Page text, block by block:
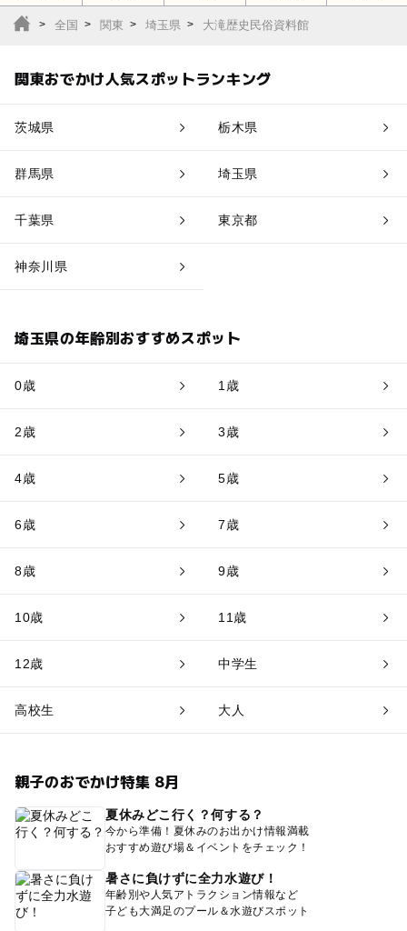
全国 関東 埼玉県 大滝歴史民俗資料館
関東おでかけ人気スポットランキング
茨城県 栃木県
群馬県 埼玉県
千葉県 東京都
神奈川県
埼玉県の年齢別おすすめスポット
0歳 1歳
2歳 3歳
4歳 5歳
6歳 7歳
8歳 9歳
10歳 11歳
12歳 中学生
高校生 大人
親子のおでかけ特集 8月
夏休みどこ行く？何する？
今から準備！夏休みのお出かけ情報満載
おすすめ遊び場＆イベントをチェック！
暑さに負けずに全力水遊び！
年齢別や人気アトラクション情報など
子ども大満足のプール＆水遊びスポット